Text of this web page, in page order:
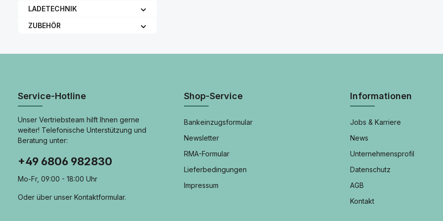
LADETECHNIK
ZUBEHÖR
Service-Hotline
Unser Vertriebsteam hilft Ihnen gerne
weiter! Telefonische Unterstützung und
Beratung unter:
+49 6806 982830
Mo-Fr, 09:00 - 18:00 Uhr
Oder über unser Kontaktformular.
Shop-Service
Bankeinzugsformular
Newsletter
RMA-Formular
Lieferbedingungen
Impressum
Informationen
Jobs & Karriere
News
Unternehmensprofil
Datenschutz
AGB
Kontakt